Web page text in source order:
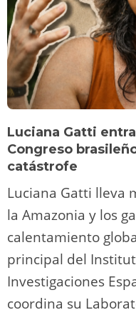
Luciana Gatti
Congreso
catástrofe
Luciana Gatti lleva
la Amazonia y los
calentamiento
principal del
Investigaciones
coordina su